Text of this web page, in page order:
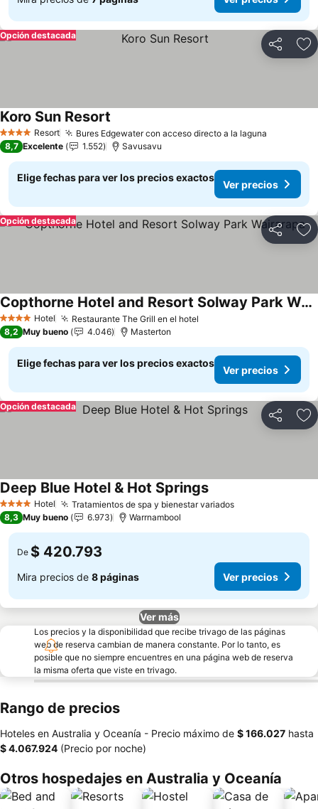
Compartir
Opción destacada
4 EstrellasResort Bures Edgewater con acceso directo a la laguna
Koro Sun Resort
8,7 Excelente 1.552 Savusavu
Elige fechas para ver los precios exactos
Ver precios
Compartir
Opción destacada
4 EstrellasHotel Restaurante The Grill en el hotel
Copthorne Hotel and Resort Solway Park Wairarapa
Ver precios
8,2 Muy bueno 4.046 Masterton
Elige fechas para ver los precios exactos
Ver precios
Compartir
Opción destacada
4 EstrellasHotel Tratamientos de spa y bienestar variadosVer precios
Deep Blue Hotel & Hot SpringsVer precios
8,3 Muy bueno 6.973 Warrnambool
De $ 420.793
Mira precios de 8 páginas Ver precios
Ver más
Los precios y la disponibilidad que recibe trivago de las páginas
web de reserva cambian de manera constante. Por lo tanto, es
posible que no siempre encuentres en una página web de reserva
la misma oferta que viste en trivago.
Rango de precios
Hoteles en Australia y Oceanía - Precio máximo de ‎$ 166.027 hasta
‎$ 4.067.924 (Precio por noche)
Otros hospedajes en Australia y Oceanía